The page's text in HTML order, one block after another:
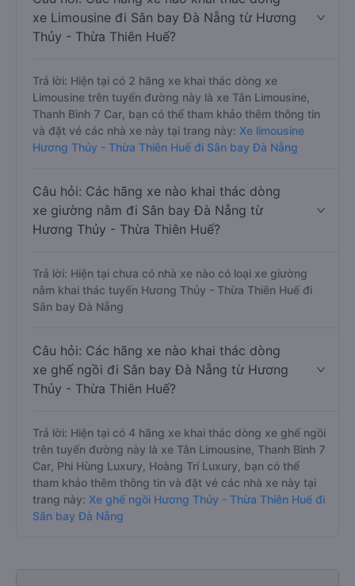
xe Limousine đi Sân bay Đà Nẵng từ Hương
Thủy - Thừa Thiên Huế?
Trả lời: Hiện tại có 2 hãng xe khai thác dòng xe
Limousine trên tuyến đường này là xe Tân Limousine,
Thanh Bình 7 Car, bạn có thể tham khảo thêm thông tin
và đặt vé các nhà xe này tại trang này: Xe limousine
Hương Thủy - Thừa Thiên Huế đi Sân bay Đà Nẵng
Câu hỏi: Các hãng xe nào khai thác dòng
xe giường nằm đi Sân bay Đà Nẵng từ
Hương Thủy - Thừa Thiên Huế?
Trả lời: Hiện tại chưa có nhà xe nào có loại xe giường
nằm khai thác tuyến Hương Thủy - Thừa Thiên Huế đi
Sân bay Đà Nẵng
Câu hỏi: Các hãng xe nào khai thác dòng
xe ghế ngồi đi Sân bay Đà Nẵng từ Hương
Thủy - Thừa Thiên Huế?
Trả lời: Hiện tại có 4 hãng xe khai thác dòng xe ghế ngồi
trên tuyến đường này là xe Tân Limousine, Thanh Bình 7
Car, Phi Hùng Luxury, Hoàng Trí Luxury, bạn có thể
tham khảo thêm thông tin và đặt vé các nhà xe này tại
trang này: Xe ghế ngồi Hương Thủy - Thừa Thiên Huế đi
Sân bay Đà Nẵng